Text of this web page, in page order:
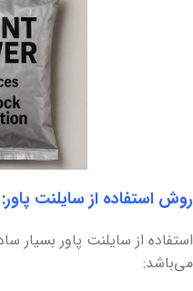
روش استفاده از سایلنت پاور:
استفاده از سایلنت پاور
می‌باشد: